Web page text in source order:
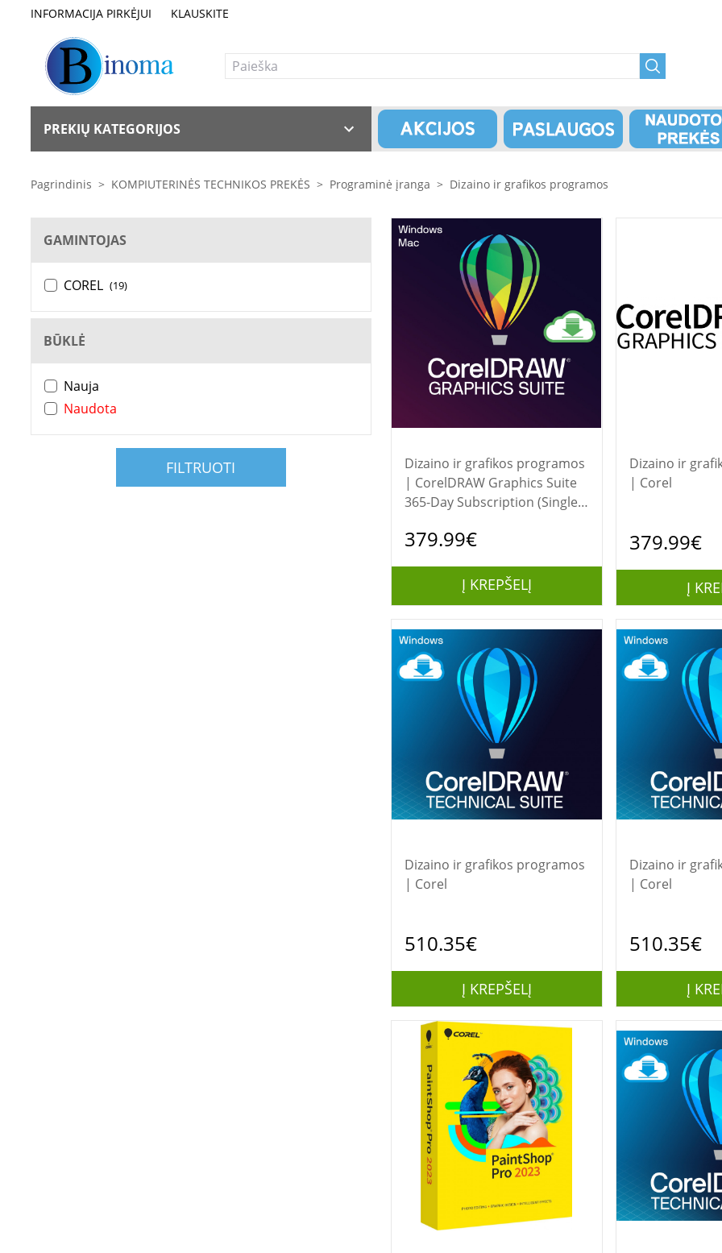
INFORMACIJA PIRKĖJUI KLAUSKITE
PREKIŲ KATEGORIJOS
Pagrindinis > KOMPIUTERINĖS TECHNIKOS PREKĖS > Programinė įranga > Dizaino ir grafikos programos
GAMINTOJAS
COREL (19)
BŪKLĖ
Nauja
Naudota
FILTRUOTI
Dizaino ir grafikos programos
| CorelDRAW Graphics Suite
365-Day Subscription (Single
379.99€
Į KREPŠELĮ
Dizaino ir
| Corel
379.99€
Į
Dizaino ir grafikos programos
| Corel
510.35€
Į KREPŠELĮ
Dizaino ir
| Corel
510.35€
Į